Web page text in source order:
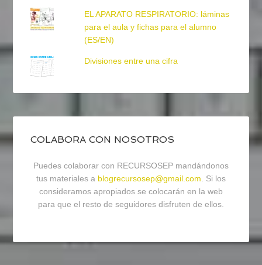
EL APARATO RESPIRATORIO: láminas
para el aula y fichas para el alumno
(ES/EN)
Divisiones entre una cifra
COLABORA CON NOSOTROS
Puedes colaborar con RECURSOSEP mandándonos
tus materiales a blogrecursosep@gmail.com. Si los
consideramos apropiados se colocarán en la web
para que el resto de seguidores disfruten de ellos.